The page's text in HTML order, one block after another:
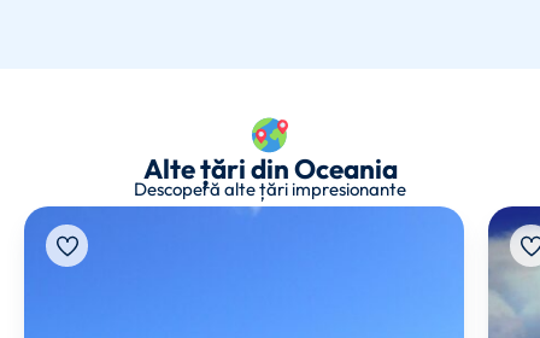
Alte țări din Oceania
Descoperă alte țări impresionante